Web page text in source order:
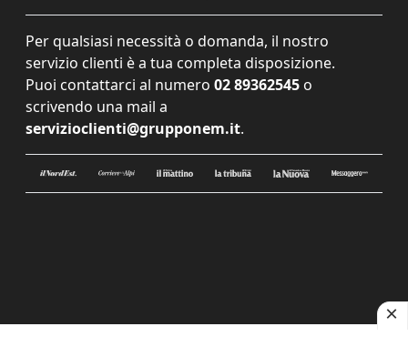
Per qualsiasi necessità o domanda, il nostro
servizio clienti è a tua completa disposizione.
Puoi contattarci al numero 02 89362545 o
scrivendo una mail a
servizioclienti@grupponem.it.